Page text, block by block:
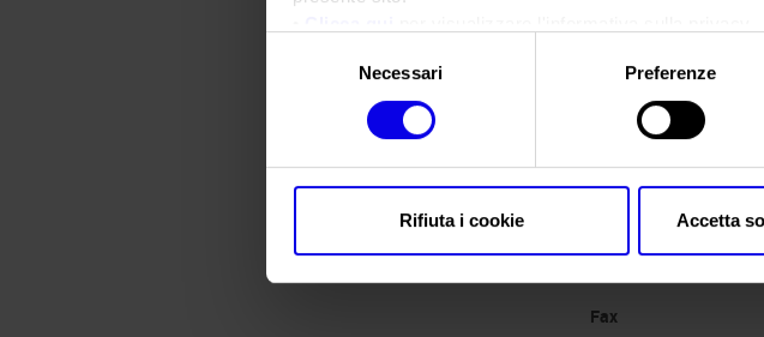
Necessari Preferenze
Rifiuta i cookie Accetta
Frequenza
Website
Segreteria
Fax